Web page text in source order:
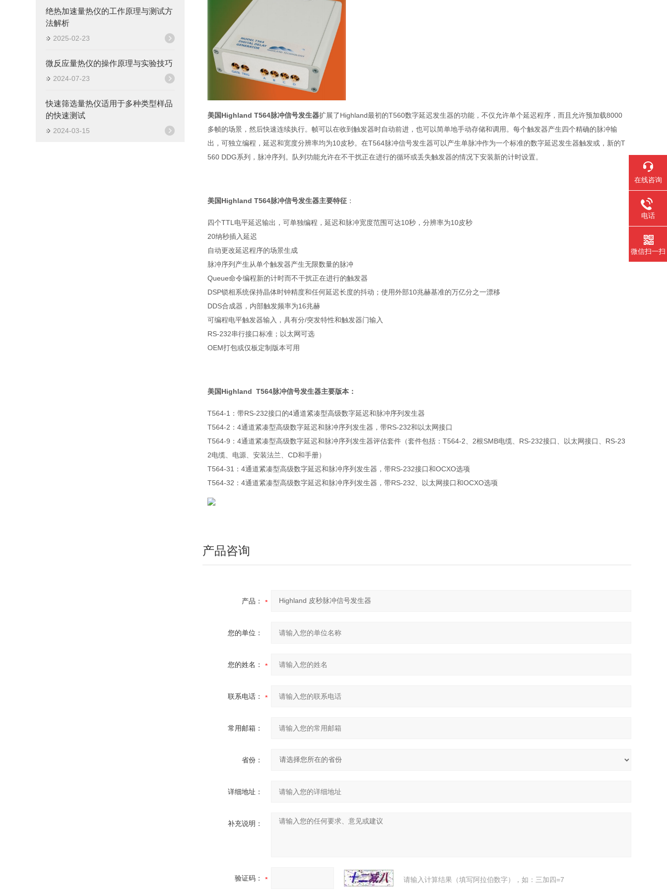
绝热加速量热仪的工作原理与测试方
法解析
2025-02-23
微反应量热仪的操作原理与实验技巧
2024-07-23
快速筛选量热仪适用于多种类型样品
的快速测试
2024-03-15
美国Highland T564脉冲信号发生器扩展了Highland最初的T560数字延迟发生器的功能，不仅允许单个延迟程序，而且允许预加载8000
多帧的场景，然后快速连续执行。帧可以在收到触发器时自动前进，也可以简单地手动存储和调用。每个触发器产生四个精确的脉冲输
出，可独立编程，延迟和宽度分辨率均为10皮秒。在T564脉冲信号发生器可以产生单脉冲作为一个标准的数字延迟发生器触发或，新的T
560 DDG系列，脉冲序列。队列功能允许在不干扰正在进行的循环或丢失触发器的情况下安装新的计时设置。
美国Highland T564脉冲信号发生器主要特征 ：
四个TTL电平延迟输出，可单独编程，延迟和脉冲宽度范围可达10秒，分辨率为10皮秒
20纳秒插入延迟
自动更改延迟程序的场景生成
脉冲序列产生从单个触发器产生无限数量的脉冲
Queue命令编程新的计时而不干扰正在进行的触发器
DSP锁相系统保持晶体时钟精度和任何延迟长度的抖动；使用外部10兆赫基准的万亿分之一漂移
DDS合成器，内部触发频率为16兆赫
可编程电平触发器输入，具有分/突发特性和触发器门输入
RS-232串行接口标准；以太网可选
OEM打包或仅板定制版本可用
美国Highland T564脉冲信号发生器主要版本：
T564-1：带RS-232接口的4通道紧凑型高级数字延迟和脉冲序列发生器
T564-2：4通道紧凑型高级数字延迟和脉冲序列发生器，带RS-232和以太网接口
T564-9：4通道紧凑型高级数字延迟和脉冲序列发生器评估套件（套件包括：T564-2、2根SMB电缆、RS-232接口、以太网接口、RS-23
2电缆、电源、安装法兰、CD和手册）
T564-31：4通道紧凑型高级数字延迟和脉冲序列发生器，带RS-232接口和OCXO选项
T564-32：4通道紧凑型高级数字延迟和脉冲序列发生器，带RS-232、以太网接口和OCXO选项
产品咨询
产品：
您的单位：
您的姓名：
联系电话：
常用邮箱：
省份：
详细地址：
补充说明：
验证码： 请输入计算结果（填写阿拉伯数字），如：三加四=7
在线咨询
电话
微信扫一扫